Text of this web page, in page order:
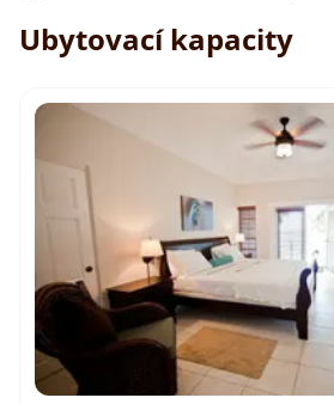
Ubytovací kapacity